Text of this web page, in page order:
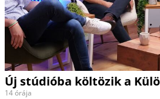
Új stúdióba költözik a
14 órája